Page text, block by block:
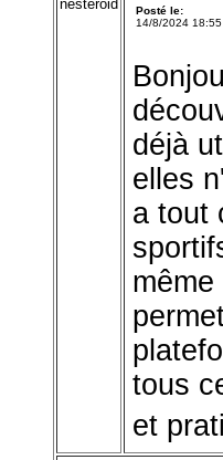
nesteroid
Posté le:
14/8/2024 18:55
déjà
elles
a tout
tous
et